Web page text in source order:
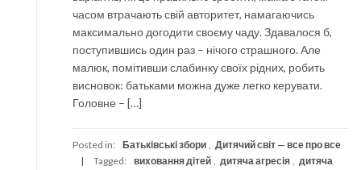
часом втрачають свій авторитет, намагаючись
максимально догодити своєму чаду. Здавалося б,
поступившись один раз – нічого страшного. Але
малюк, помітивши слабинку своїх рідних, робить
висновок: батьками можна дуже легко керувати.
Головне – […]
Posted in: Батьківські збори , Дитячий світ — все про все
Tagged:
виховання дітей , дитяча агресія , дитяча